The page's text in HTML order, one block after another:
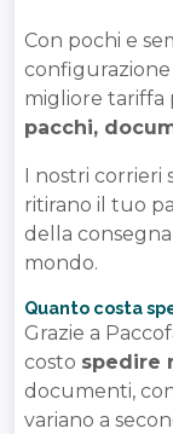
Con pochi e
migliore tariffa
pacchi,
I nostri corrieri
ritirano il tuo
della
mondo.
Quanto costa
Grazie a
costo spedire
documenti,
variano a